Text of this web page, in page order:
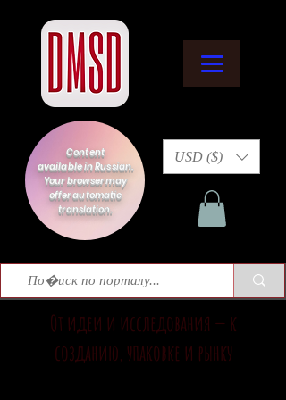
Content
available in Russian.
Your browser may
offer automatic
translation.
USD ($)
От идеи и исследования — к
созданию, упаковке и рынку